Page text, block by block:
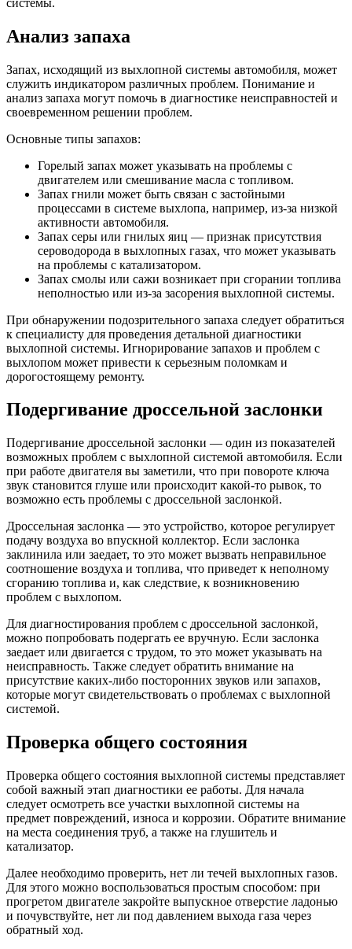
Анализ запаха
Запах, исходящий из выхлопной системы автомобиля, может
служить индикатором различных проблем. Понимание и
анализ запаха могут помочь в диагностике неисправностей и
своевременном решении проблем.
Основные типы запахов:
Горелый запах может указывать на проблемы с
двигателем или смешивание масла с топливом.
Запах гнили может быть связан с застойными
процессами в системе выхлопа, например, из-за низкой
активности автомобиля.
Запах серы или гнилых яиц — признак присутствия
сероводорода в выхлопных газах, что может указывать
на проблемы с катализатором.
Запах смолы или сажи возникает при сгорании топлива
неполностью или из-за засорения выхлопной системы.
При обнаружении подозрительного запаха следует обратиться
к специалисту для проведения детальной диагностики
выхлопной системы. Игнорирование запахов и проблем с
выхлопом может привести к серьезным поломкам и
дорогостоящему ремонту.
Подергивание дроссельной заслонки
Подергивание дроссельной заслонки — один из показателей
возможных проблем с выхлопной системой автомобиля. Если
при работе двигателя вы заметили, что при повороте ключа
звук становится глуше или происходит какой-то рывок, то
возможно есть проблемы с дроссельной заслонкой.
Дроссельная заслонка — это устройство, которое регулирует
подачу воздуха во впускной коллектор. Если заслонка
заклинила или заедает, то это может вызвать неправильное
соотношение воздуха и топлива, что приведет к неполному
сгоранию топлива и, как следствие, к возникновению
проблем с выхлопом.
Для диагностирования проблем с дроссельной заслонкой,
можно попробовать подергать ее вручную. Если заслонка
заедает или двигается с трудом, то это может указывать на
неисправность. Также следует обратить внимание на
присутствие каких-либо посторонних звуков или запахов,
которые могут свидетельствовать о проблемах с выхлопной
системой.
Проверка общего состояния
Проверка общего состояния выхлопной системы представляет
собой важный этап диагностики ее работы. Для начала
следует осмотреть все участки выхлопной системы на
предмет повреждений, износа и коррозии. Обратите внимание
на места соединения труб, а также на глушитель и
катализатор.
Далее необходимо проверить, нет ли течей выхлопных газов.
Для этого можно воспользоваться простым способом: при
прогретом двигателе закройте выпускное отверстие ладонью
и почувствуйте, нет ли под давлением выхода газа через
обратный ход.